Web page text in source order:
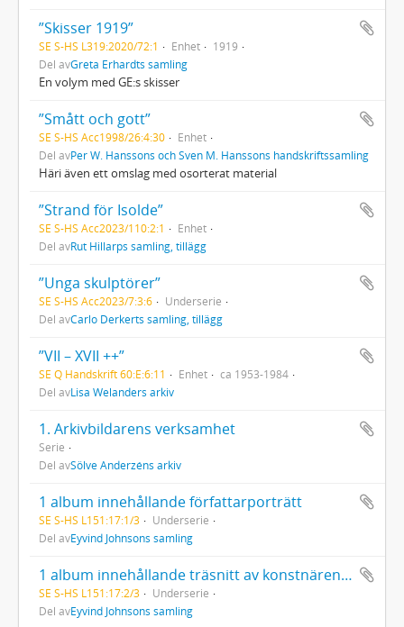
”Skisser 1919”
SE S-HS L319:2020/72:1 Enhet
1919
Del avGreta Erhardts samling
En volym med GE:s skisser
”Smått och gott”
SE S-HS Acc1998/26:4:30
Enhet
Del avPer W. Hanssons och Sven M. Hanssons handskriftssamling
Häri även ett omslag med osorterat material
”Strand för Isolde”
SE S-HS Acc2023/110:2:1
Enhet
Del avRut Hillarps samling, tillägg
”Unga skulptörer”
SE S-HS Acc2023/7:3:6
Underserie
Del avCarlo Derkerts samling, tillägg
”VII – XVII ++”
SE Q Handskrift 60:E:6:11 Enhet
ca 1953-1984
Del avLisa Welanders arkiv
1. Arkivbildarens verksamhet
Serie
Del avSölve Anderzéns arkiv
1 album innehållande författarporträtt
SE S-HS L151:17:1/3
Underserie
Del avEyvind Johnsons samling
1 album innehållande träsnitt av konstnären Walther Beyer (1902-1960)
SE S-HS L151:17:2/3
Underserie
Del avEyvind Johnsons samling